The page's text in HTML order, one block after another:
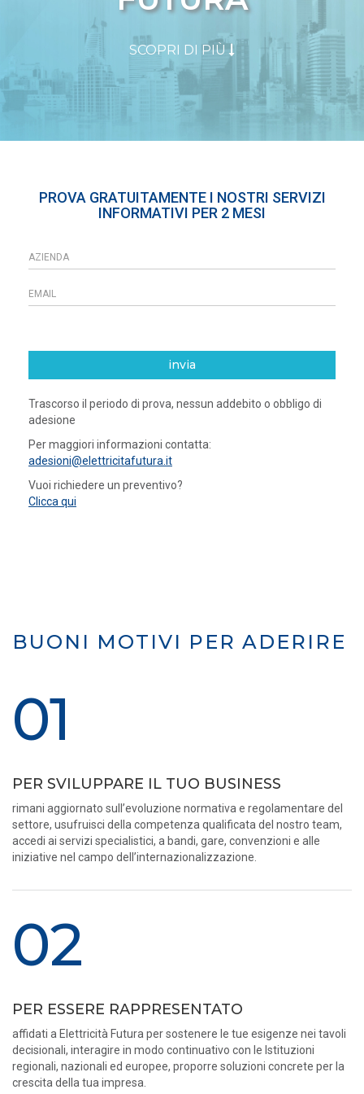
SCOPRI DI PIÙ
PROVA GRATUITAMENTE I NOSTRI SERVIZI
INFORMATIVI PER 2 MESI
invia
Trascorso il periodo di prova, nessun addebito o obbligo di
adesione
Per maggiori informazioni contatta:
adesioni@elettricitafutura.it
Vuoi richiedere un preventivo?
Clicca qui
BUONI MOTIVI PER ADERIRE
01
PER SVILUPPARE IL TUO BUSINESS
rimani aggiornato sull’evoluzione normativa e regolamentare del
settore, usufruisci della competenza qualificata del nostro team,
accedi ai servizi specialistici, a bandi, gare, convenzioni e alle
iniziative nel campo dell’internazionalizzazione.
02
PER ESSERE RAPPRESENTATO
affidati a Elettricità Futura per sostenere le tue esigenze nei tavoli
decisionali, interagire in modo continuativo con le Istituzioni
regionali, nazionali ed europee, proporre soluzioni concrete per la
crescita della tua impresa.